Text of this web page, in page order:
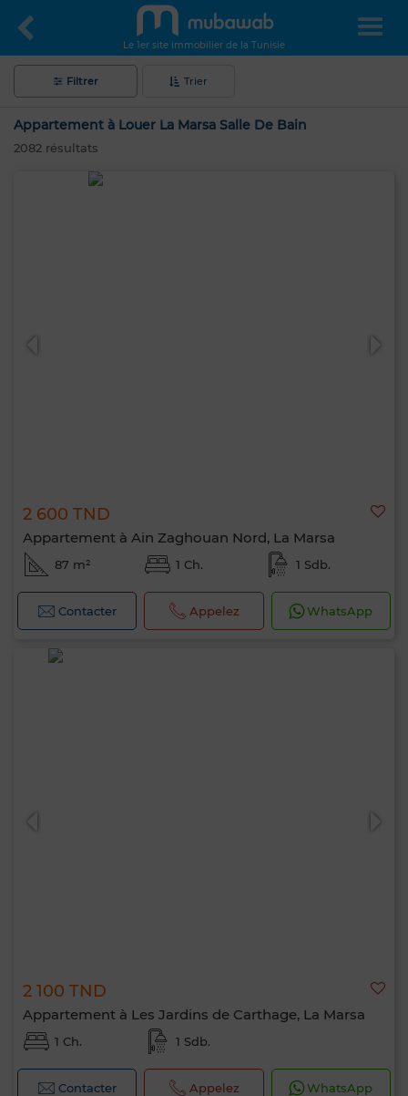
Le 1er site immobilier de la Tunisie
Filtrer Trier
Appartement à Louer La Marsa Salle De Bain
2082 résultats
2 600 TND
Appartement à Ain Zaghouan Nord, La Marsa
87 m² 1 Ch. 1 Sdb.
Contacter Appelez WhatsApp
2 100 TND
Appartement à Les Jardins de Carthage, La Marsa
1 Ch. 1 Sdb.
Contacter Appelez WhatsApp